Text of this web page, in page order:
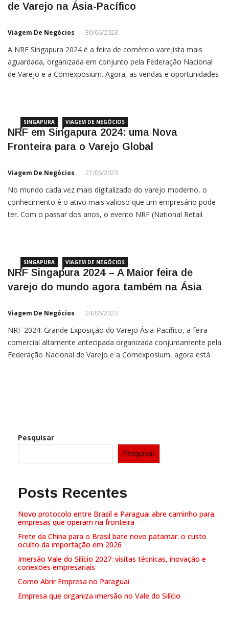
de Varejo na Ásia-Pacífico
Viagem De Negócios 30/06/2023
A NRF Singapura 2024 é a feira de comércio varejista mais
aguardada, organizada em conjunto pela Federação Nacional
de Varejo e a Comexposium. Agora, as vendas e oportunidades
SINGAPURA VIAGEM DE NEGÓCIOS
NRF em Singapura 2024: uma Nova
Fronteira para o Varejo Global
Viagem De Negócios 27/06/2023
No mundo cada vez mais digitalizado do varejo moderno, o
conhecimento é o ativo mais valioso que um empresário pode
ter. Com o passar dos anos, o evento NRF (National Retail
SINGAPURA VIAGEM DE NEGÓCIOS
NRF Singapura 2024 – A Maior feira de
varejo do mundo agora também na Ásia
Viagem De Negócios 24/06/2023
NRF 2024: Grande Exposição do Varejo Ásia-Pacífico, a feira
comercial altamente antecipada organizada conjuntamente pela
Federação Nacional de Varejo e a Comexposium, agora está
Pesquisar
Pesquisar
Posts Recentes
Novo protocolo entre Brasil e Paraguai abre caminho para
empresas que operam na fronteira
Frete da China para o Brasil bate novo patamar: o custo
oculto da importação em 2026
Imersão Vale do Silício 2027: visitas técnicas, inovação e
conexões empresariais
Como Abrir Empresa no Paraguai
Empresa que organiza imersão no Vale do Silício